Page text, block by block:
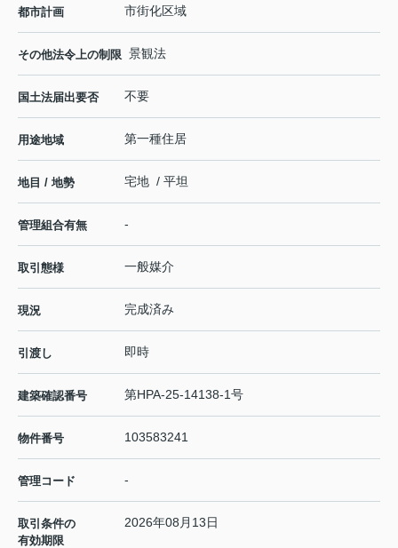
都市計画 市街化区域
その他法令上の制限 景観法
国土法届出要否 不要
用途地域 第一種住居
地目 / 地勢 宅地 / 平坦
管理組合有無 -
取引態様 一般媒介
現況 完成済み
引渡し 即時
建築確認番号 第HPA-25-14138-1号
物件番号 103583241
管理コード -
取引条件の
有効期限
2026年08月13日